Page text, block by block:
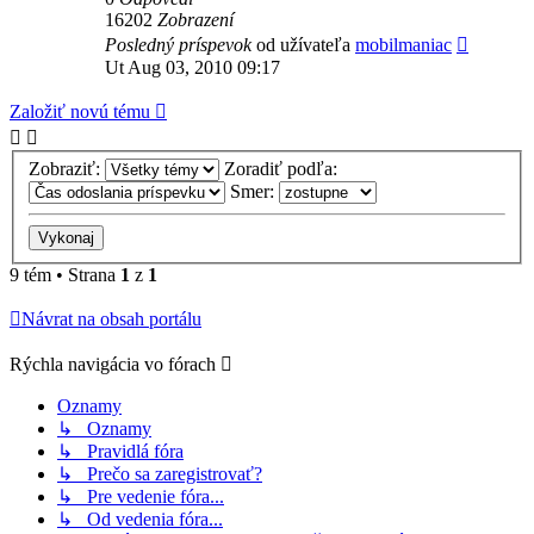
16202 Zobrazení
Posledný príspevokod užívateľa mobilmaniac
Ut Aug 03, 2010 09:17
Založiť novú tému
Zobraziť:
Zoradiť podľa:
Smer:
9 tém • Strana 1 z 1
Návrat na obsah portálu
Rýchla navigácia vo fórach
Oznamy
↳ Oznamy
↳ Pravidlá fóra
↳ Prečo sa zaregistrovať?
↳ Pre vedenie fóra...
↳ Od vedenia fóra...